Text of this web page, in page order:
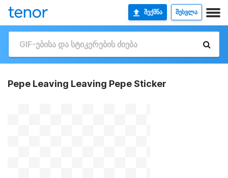
ᲨᲔᲥᲛᲜᲐ ᲨᲔᲡᲕᲚᲐ
Pepe Leaving Leaving Pepe Sticker